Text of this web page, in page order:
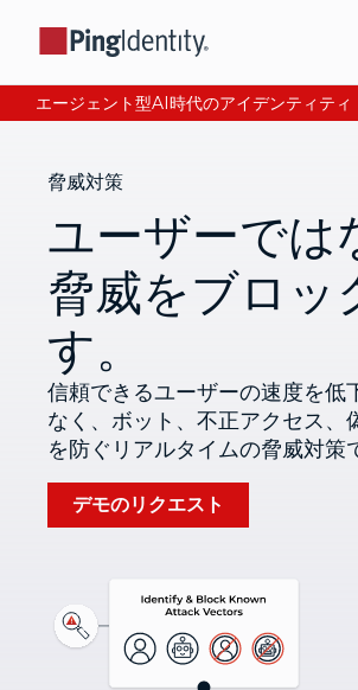
脅威対策
ユーザーでは
脅威をブロッ
す。
信頼できるユーザーの速度を低
なく、ボット、不正アクセス、
を防ぐリアルタイムの脅威対策
デモのリクエスト